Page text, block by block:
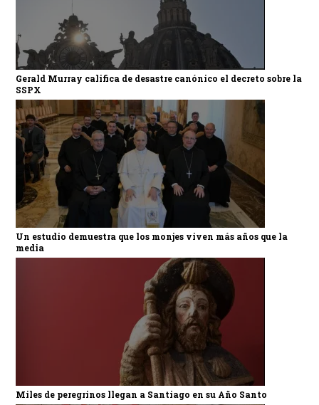
Gerald Murray califica de desastre canónico el decreto sobre la
SSPX
Un estudio demuestra que los monjes viven más años que la
media
Miles de peregrinos llegan a Santiago en su Año Santo